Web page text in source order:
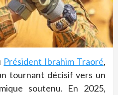
Président Ibrahim Traoré,
tournant décisif vers un
soutenu. En 2025,